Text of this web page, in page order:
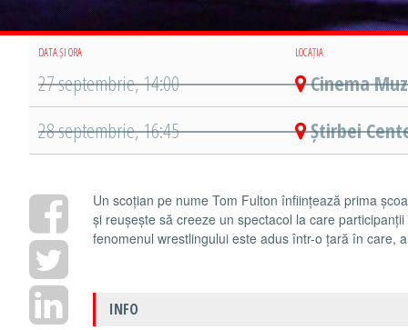
DATA ȘI ORA LOCAȚIA
27 septembrie, 14:00
Cinema
28 septembrie, 16:45
Știrbei
Un scoțian pe nume Tom Fulton înființează prima
și reușește să creeze un spectacol la care
fenomenul wrestlingului este adus într-o țară în care,
INFO